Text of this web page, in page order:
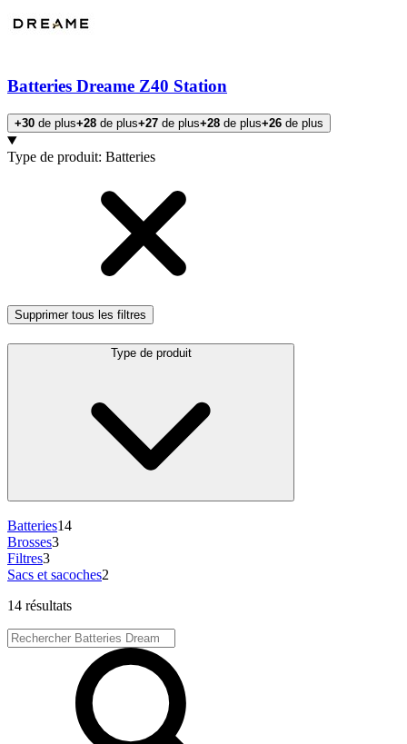
Batteries Dreame Z40 Station
+30 de plus+28 de plus+27 de plus+28 de plus+26 de plus
Produits
Type de produit: Batteries
Supprimer tous les filtres
Type de produit
Batteries14
Brosses3
Filtres3
Sacs et sacoches2
14 résultats